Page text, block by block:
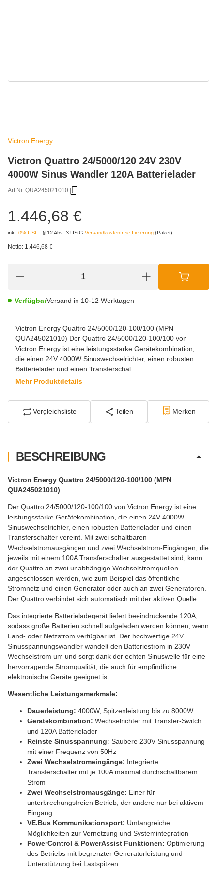
Victron Energy
Victron Quattro 24/5000/120 24V 230V
4000W Sinus Wandler 120A Batterielader
Art.Nr.:QUA245021010
1.446,68 €
inkl. 0% USt. - § 12 Abs. 3 UStG Versandkostenfreie Lieferung (Paket)
Netto: 1.446,68 €
VerfügbarVersand in 10-12 Werktagen
Victron Energy Quattro 24/5000/120-100/100 (MPN
QUA245021010) Der Quattro 24/5000/120-100/100 von
Victron Energy ist eine leistungsstarke Gerätekombination,
die einen 24V 4000W Sinuswechselrichter, einen robusten
Batterielader und einen Transferschal
Mehr Produktdetails
Vergleichsliste Teilen Merken
BESCHREIBUNG
Victron Energy Quattro 24/5000/120-100/100 (MPN
QUA245021010)
Der Quattro 24/5000/120-100/100 von Victron Energy ist eine
leistungsstarke Gerätekombination, die einen 24V 4000W
Sinuswechselrichter, einen robusten Batterielader und einen
Transferschalter vereint. Mit zwei schaltbaren
Wechselstromausgängen und zwei Wechselstrom-Eingängen, die
jeweils mit einem 100A Transferschalter ausgestattet sind, kann
der Quattro an zwei unabhängige Wechselstromquellen
angeschlossen werden, wie zum Beispiel das öffentliche
Stromnetz und einen Generator oder auch an zwei Generatoren.
Der Quattro verbindet sich automatisch mit der aktiven Quelle.
Das integrierte Batterieladegerät liefert beeindruckende 120A,
sodass große Batterien schnell aufgeladen werden können, wenn
Land- oder Netzstrom verfügbar ist. Der hochwertige 24V
Sinusspannungswandler wandelt den Batteriestrom in 230V
Wechselstrom um und sorgt dank der echten Sinuswelle für eine
hervorragende Stromqualität, die auch für empfindliche
elektronische Geräte geeignet ist.
Wesentliche Leistungsmerkmale:
Dauerleistung: 4000W, Spitzenleistung bis zu 8000W
Gerätekombination: Wechselrichter mit Transfer-Switch
und 120A Batterielader
Reinste Sinusspannung: Saubere 230V Sinusspannung
mit einer Frequenz von 50Hz
Zwei Wechselstromeingänge: Integrierte
Transferschalter mit je 100A maximal durchschaltbarem
Strom
Zwei Wechselstromausgänge: Einer für
unterbrechungsfreien Betrieb; der andere nur bei aktivem
Eingang
VE.Bus Kommunikationsport: Umfangreiche
Möglichkeiten zur Vernetzung und Systemintegration
PowerControl & PowerAssist Funktionen: Optimierung
des Betriebs mit begrenzter Generatorleistung und
Unterstützung bei Lastspitzen